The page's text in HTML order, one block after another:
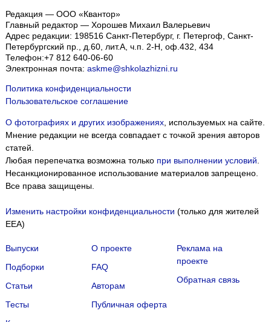
Редакция — ООО «Квантор»
Главный редактор — Хорошев Михаил Валерьевич
Адрес редакции: 198516 Санкт-Петербург, г. Петергоф Санкт-
Петербургский пр., д.60, лит.А, ч.п. 2-Н, оф.432, 434
Телефон:+7 812 640-06-60
Электронная почта: askme@shkolazhizni.ru
Политика конфиденциальности
Пользовательское соглашение
О фотографиях и других изображениях, используемых на сайте.
Мнение редакции не всегда совпадает с точкой зрения авторов
статей.
Любая перепечатка возможна только при выполнении условий
Несанкционированное использование материалов запрещено.
Все права защищены.
Изменить настройки конфиденциальности (только для жителей
EEA)
Выпуски
Подборки
Статьи
Тесты
О проекте
FAQ
Авторам
Публичная оферта
Реклама на
проекте
Обратная связь